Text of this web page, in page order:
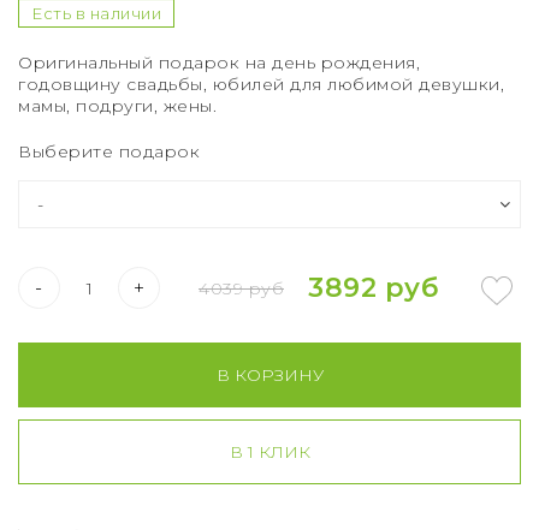
Есть в наличии
Оригинальный подарок на день рождения,
годовщину свадьбы, юбилей для любимой девушки,
мамы, подруги, жены.
Выберите подарок
- + 4039 руб 3892 руб
В КОРЗИНУ
В 1 КЛИК
Букет из 75 роз
Букет из 101 розы
Букет из 151 розы
Розы XXL